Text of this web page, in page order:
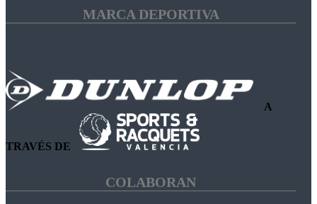
MARCA DEPORTIVA
A
TRAVÉS DE
COLABORAN